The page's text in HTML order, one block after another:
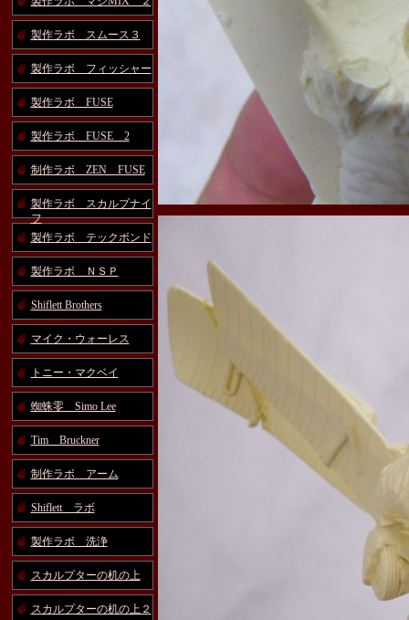
製作ラボ スムース３
製作ラボ フィッシャー
製作ラボ FUSE
製作ラボ FUSE 2
制作ラボ ZEN FUSE
製作ラボ スカルプナイ
フ
製作ラボ テックボンド
製作ラボ ＮＳＰ
Shiflett Brothers
マイク・ウォーレス
トニー・マクベイ
蜘蛛零 Simo Lee
Tim Bruckner
制作ラボ アーム
Shiflett ラボ
製作ラボ 洗浄
スカルプターの机の上
スカルプターの机の上２